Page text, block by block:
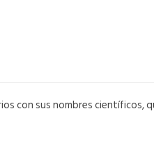
con sus nombres científicos,